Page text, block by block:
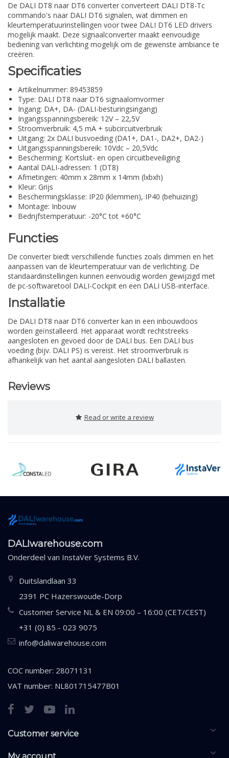
De DALI DT8 naar DT6 converter converteert DALI DT8-Tc
commando's naar DALI DT6 signalen, wat dimmen en
kleurtemperatuurinstellingen voor twee DALI DT6 LED drivers
mogelijk maakt. Deze signaalconverter maakt eenvoudige
bediening van verlichting mogelijk om de gewenste ambiance te
creëren.
Specificaties
Artikelnummer: 89453859
Type: DALI DT8 naar DT6 signaalomvormer
Ingang: DA+, DA- (DALI-besturingsingang)
Ingangsspanningsbereik: 12V – 22,5V
Stroomverbruik: 4,5 mA + subcircuitverbruik
Uitgang: 2x DALI busvoeding (DA1+, DA1-, DA2+, DA2-)
Uitgangsspanningsbereik: 10Vdc – 20,5Vdc
Bescherming: Kortsluit- en open circuitbeveiliging
Aantal DALI-adressen: 1 (DT8)
Afmetingen: 40mm x 28mm x 14mm (lxbxh)
Kleur: Grijs
Beschermingsklasse: IP20 (klemmen), IP40 (behuizing)
Montage: Inbouw
Bedrijfstemperatuur: -20°C tot +60°C
Functies
De converter biedt verschillende functies zoals dimmen en het
aanpassen van de kleurtemperatuur van de verlichting. De
standaardinstellingen kunnen eenvoudig worden gewijzigd met
de pc-softwaretool DALI-Cockpit en een DALI USB-interface.
Installatie
De DALI DT8 naar DT6 converter kan in een inbouwdoos
worden geïnstalleerd. Het apparaat wordt rechtstreeks
aangesloten en gevoed door de DALI bus. Een DALI bus
voeding (bijv. DALI PS) is vereist. Het stroomverbruik is
afhankelijk van het aantal aangesloten DALI ballasten.
Reviews
Read or write a review
DALIwarehouse.com
Onderdeel van InstaVer Systems B.V.
Duitslandlaan 33
2391 PC Hazerswoude-Dorp
Customer Service NL & EN 09:00 – 16:00 (CET/CEST)
+31 (0) 85 - 023 9075
info@daliwarehouse.com
COC number: 28071131
VAT number: NL801715477B01
Customer service
My account